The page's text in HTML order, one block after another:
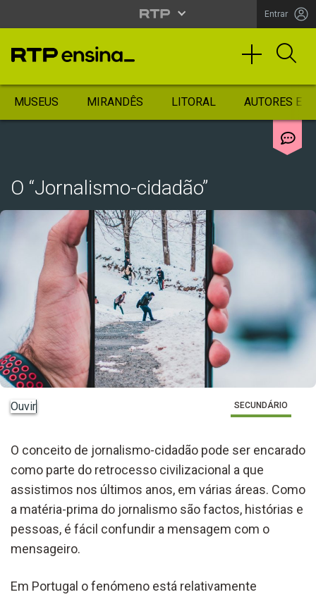
Entrar
MUSEUS MIRANDÊS LITORAL AUTORES
O “Jornalismo-cidadão”
Ouvir SECUNDÁRIO
O conceito de jornalismo-cidadão pode ser encarado
como parte do retrocesso civilizacional a que
assistimos nos últimos anos, em várias áreas. Como
a matéria-prima do jornalismo são factos, histórias e
pessoas, é fácil confundir a mensagem com o
mensageiro.
Em Portugal o fenómeno está relativamente